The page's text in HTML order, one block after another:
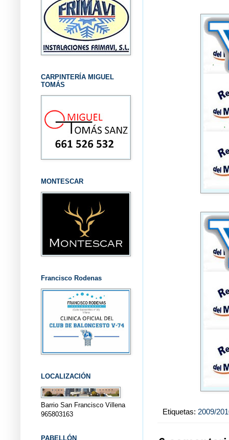
Etiquetas: 2009/
CARPINTERÍA MIGUEL
TOMÁS
MONTESCAR
Francisco Rodenas
LOCALIZACIÓN
Barrio San Francisco Villena
965803163
PABELLÓN